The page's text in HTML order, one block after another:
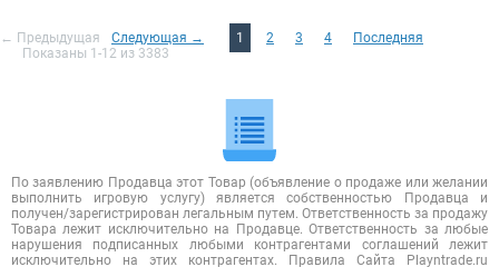
← Предыдущая Следующая → 1 2 3 4
Последняя
Показаны 1-12 из 3383
По заявлению Продавца этот Товар (объявление о продаже или желании
выполнить игровую услугу) является собственностью Продавца и
получен/зарегистрирован легальным путем. Ответственность за продажу
Товара лежит исключительно на Продавце. Ответственность за любые
нарушения подписанных любыми контрагентами соглашений лежит
исключительно на этих контрагентах. Правила Сайта Playntrade.ru